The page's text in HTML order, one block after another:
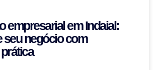
empresarial em Indaial:
seu negócio com